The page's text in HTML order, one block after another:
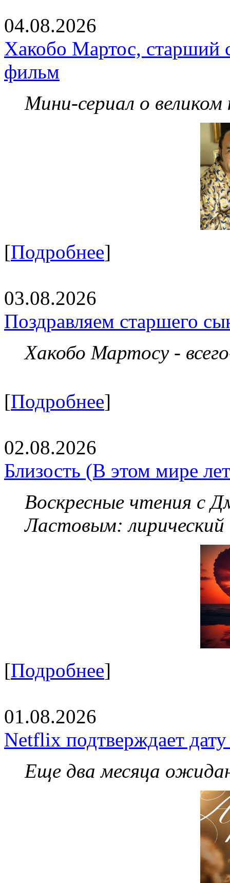
04.08.2026
Хакобо Мартос, старший
фильм
Мини-сериал о великом
[Подробнее]
03.08.2026
Поздравляем старшего
Хакобо Мартосу -
[Подробнее]
02.08.2026
Близость (В этом мире
Воскресные чтения с
Ластовым:
[Подробнее]
01.08.2026
Netflix подтверждает
Еще два месяца